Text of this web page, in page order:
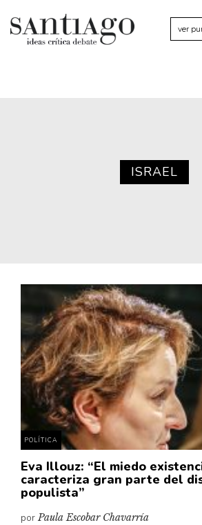
ver
Diccionario portátil de la literatura
Documentos
Fragmentos
Gran reserva
Historia
Historia material de los libros
Lagunas mentales
Libros
Libros usados
ISRAEL
POLÍTICA
Eva Illouz: “El miedo
caracteriza gran parte del
populista”
porPaula Escobar Chavarría